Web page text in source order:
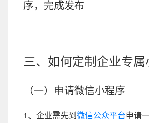
序，完成发布
三、如何定制企业专
（一）申请微信小程序
1、企业需先到微信公众平台申请